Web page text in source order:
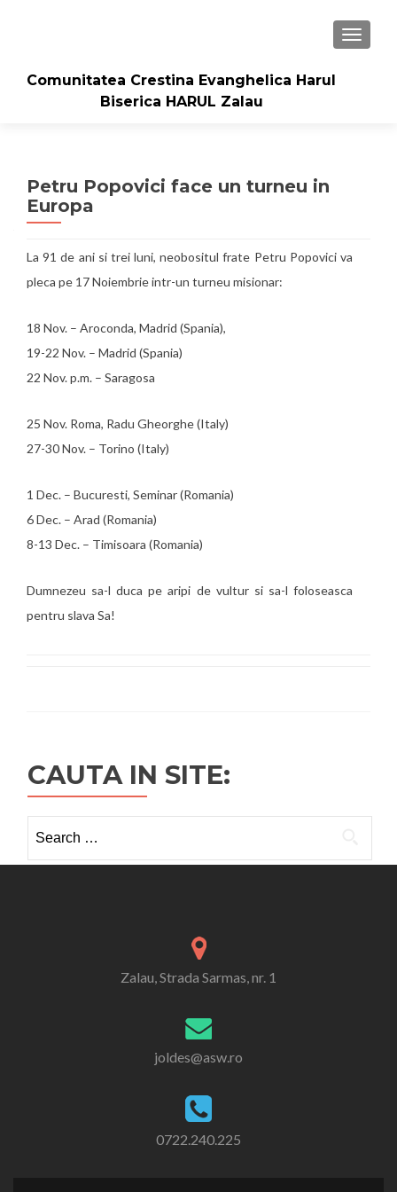
Comunitatea Crestina Evanghelica Harul
Biserica HARUL Zalau
Petru Popovici face un turneu in
Europa
La 91 de ani si trei luni, neobositul frate Petru Popovici va
pleca pe 17 Noiembrie intr-un turneu misionar:
18 Nov. – Aroconda, Madrid (Spania),
19-22 Nov. – Madrid (Spania)
22 Nov. p.m. – Saragosa
25 Nov. Roma, Radu Gheorghe (Italy)
27-30 Nov. – Torino (Italy)
1 Dec. – Bucuresti, Seminar (Romania)
6 Dec. – Arad (Romania)
8-13 Dec. – Timisoara (Romania)
Dumnezeu sa-l duca pe aripi de vultur si sa-l foloseasca
pentru slava Sa!
CAUTA IN SITE:
for:
Zalau, Strada Sarmas, nr. 1
joldes@asw.ro
0722.240.225